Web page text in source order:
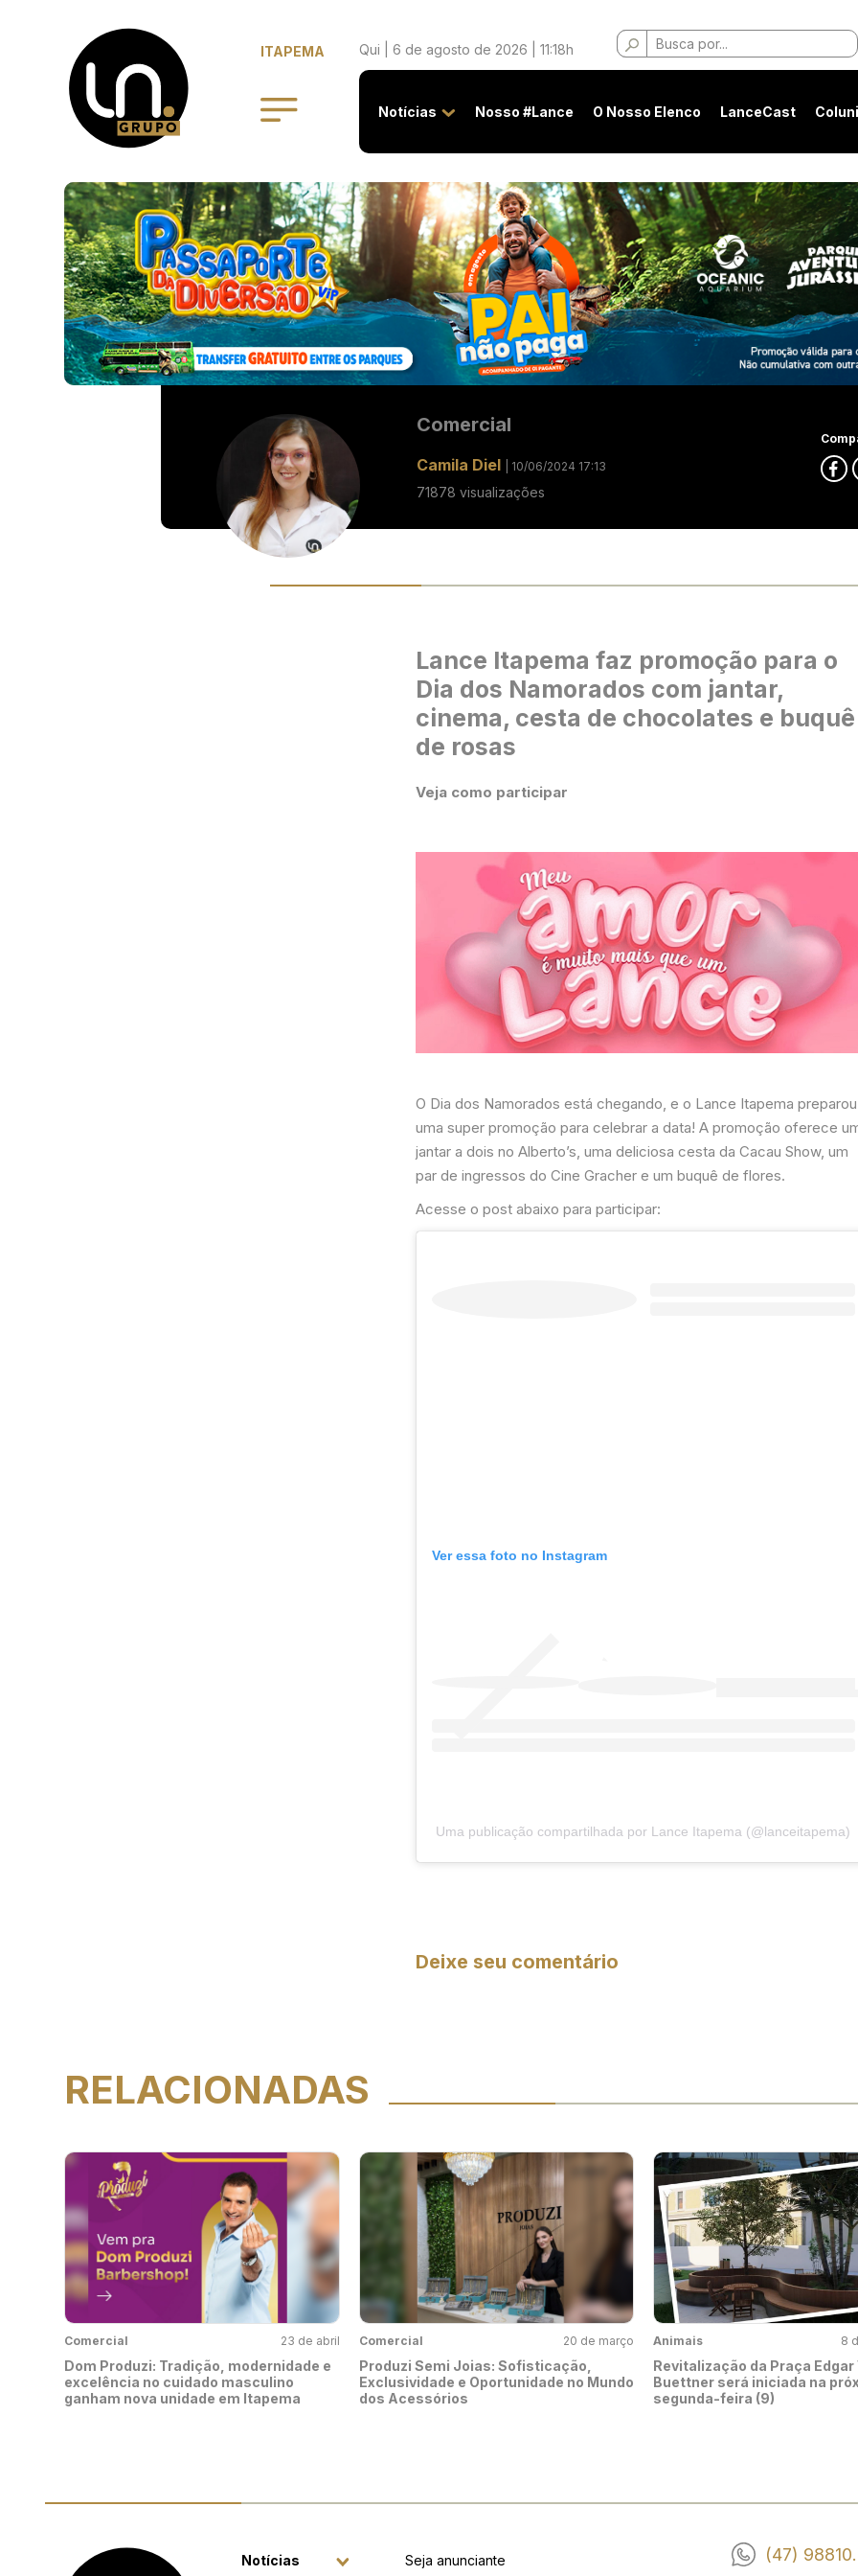
ITAPEMA Qui | 6 de agosto de 2026 | 11:18h
Buscar
por:
Notícias Nosso #Lance O Nosso Elenco LanceCast
Comercial
Camila Diel | 10/06/2024 17:13
71878 visualizações
Lance Itapema faz promoção para o
Dia dos Namorados com jantar,
cinema, cesta de chocolates e buquê
de rosas
Veja como participar
O Dia dos Namorados está chegando, e o Lance Itapema preparou
uma super promoção para celebrar a data! A promoção oferece
jantar a dois no Alberto’s, uma deliciosa cesta da Cacau Show, um
par de ingressos do Cine Gracher e um buquê de flores.
Acesse o post abaixo para participar:
Ver essa foto no Instagram
Uma publicação compartilhada por Lance Itapema (@lanceitapema)
Deixe seu comentário
RELACIONADAS
Comercial 23 de abril
Dom Produzi: Tradição, modernidade e
excelência no cuidado masculino
ganham nova unidade em Itapema
Comercial 20 de março
Produzi Semi Joias: Sofisticação,
Exclusividade e Oportunidade no Mundo
dos Acessórios
Animais 8
Revitalização da Praça Edgar
Buettner será iniciada na
segunda-feira (9)
Notícias Seja anunciante (47)